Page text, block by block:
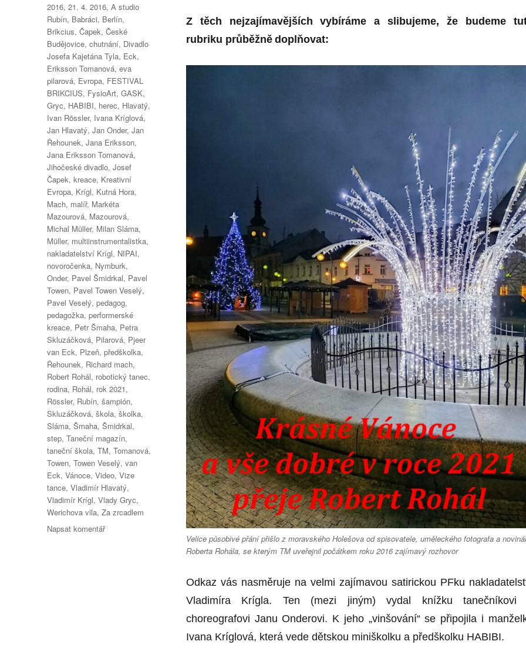
Z těch nejzajímavějších vybíráme a slibujeme, že budeme
rubriku průběžně doplňovat:
Velice působivé přání přišlo z moravského Holešova od spisovatele, uměleckého fotografa a
Roberta Rohála, se kterým TM uveřejnil počátkem roku 2016 zajímavý rozhovor
Odkaz vás nasměruje na velmi zajímavou satirickou PFku
Vladimíra Krígla. Ten (mezi jiným) vydal knížku tanečníkovi
choreografovi Janu Onderovi. K jeho „vinšování“ se připojila i
Ivana Kríglová, která vede dětskou miniškolku a předškolku HABIBI.
Štítky:
2016,21. 4. 2016,A studio
Rubín, Babráci, Berlín,
Brikcius,Čapek,České
Budějovice,chutnání, Divadlo
Josefa Kajetána Tyla, Eck,
Eriksson Tomanová,eva
pilarová, Evropa, FESTIVAL
BRIKCIUS, FysioArt,GASK,
Gryc, HABIBI, herec, Hlavatý,
Ivan Rössler, Ivana Kríglová,
Jan Hlavatý,Jan Onder,Jan
Řehounek,Jana Eriksson,
Jana Eriksson Tomanová,
Jihočeské divadlo,Josef
Čapek,kreace, Kreativní
Evropa, Krígl, Kutná Hora,
Mach, malíř, Markéta
Mazourová, Mazourová,
Michal Müller, Milan Sláma,
Müller, multiinstrumentalistka,
nakladatelství Krígl, NIPAI,
novoročenka, Nymburk,
Onder, Pavel Šmidrkal, Pavel
Towen, Pavel Towen Veselý,
Pavel Veselý,pedagog,
pedagožka,performerské
kreace, Petr Šmaha, Petra
Skluzáčková, Pilarová, Pjeer
van Eck, Plzeň,předškolka,
Řehounek, Richard mach,
Robert Rohál, robotický tanec,
rodina, Rohál, rok 2021,
Rössler, Rubín,šampión,
Skluzáčková,škola,školka,
Sláma,Šmaha,Šmidrkal,
step,Taneční magazín,
taneční škola,TM,Tomanová,
Towen,Towen Veselý,van
Eck,Vánoce,Video,Vize
tance,Vladimír Hlavatý,
Vladimír Krígl,Vlady Gryc,
Werichova vila,Za zrcadlem
Napsat komentářpro